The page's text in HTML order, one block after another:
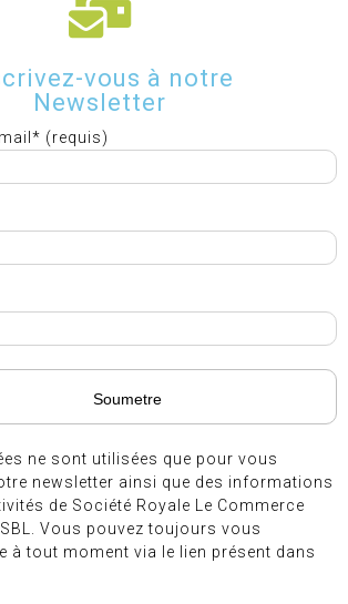
vous à notre
Newsletter
(requis)
ne sont utilisées que pour vous
newsletter ainsi que des informations
de Société Royale Le Commerce
Vous pouvez toujours vous
à tout moment via le lien présent dans